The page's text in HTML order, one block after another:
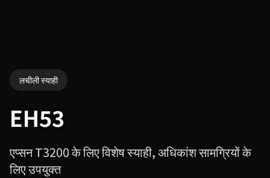
लचीली स्याही
EH53
एप्सन T3200 के लिए विशेष स्याही, अधिकांश सामग्रियों के
लिए उपयुक्त